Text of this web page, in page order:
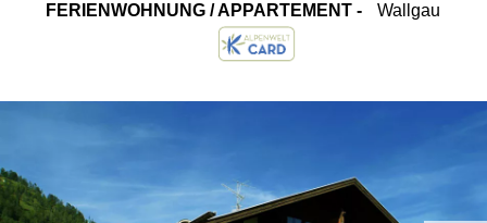
FERIENWOHNUNG / APPARTEMENT - Wallgau